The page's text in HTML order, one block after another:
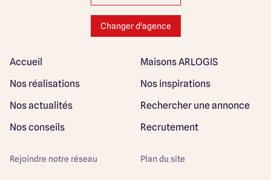
Changer d'agence
Accueil
Maisons ARLOGIS
Nos réalisations
Nos inspirations
Nos actualités
Rechercher une annonce
Nos conseils
Recrutement
Rejoindre notre réseau Plan du site